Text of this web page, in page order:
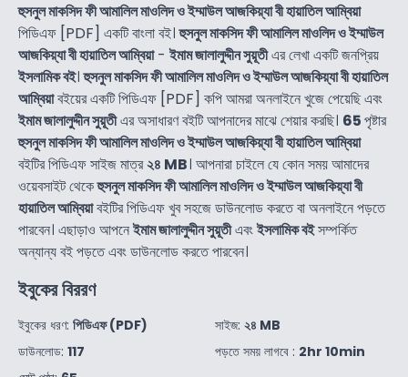
হুসনুল মাকসিদ ফী আমালিল মাওলিদ ও ইম্মাউল আজকিয়্যা বী হায়াতিল আম্বিয়া
পিডিএফ [PDF] একটি বাংলা বই।হুসনুল মাকসিদ ফী আমালিল মাওলিদ ও ইম্মাউল
আজকিয়্যা বী হায়াতিল আম্বিয়া- ইমাম জালালুদ্দীন সুয়ূতীএর লেখা একটি জনপ্রিয়
ইসলামিক বই।হুসনুল মাকসিদ ফী আমালিল মাওলিদ ও ইম্মাউল আজকিয়্যা বী হায়াতিল
আম্বিয়াবইয়ের একটি পিডিএফ [PDF] কপি আমরা অনলাইনে খুজে পেয়েছি এবং
ইমাম জালালুদ্দীন সুয়ূতীএর অসাধারণ বইটি আপনাদের মাঝে শেয়ার করছি। 65পৃষ্টার
হুসনুল মাকসিদ ফী আমালিল মাওলিদ ও ইম্মাউল আজকিয়্যা বী হায়াতিল আম্বিয়া
বইটির পিডিএফ সাইজ মাত্র২৪ MB। আপনারা চাইলে যে কোন সময় আমাদের
ওয়েবসাইট থেকেহুসনুল মাকসিদ ফী আমালিল মাওলিদ ও ইম্মাউল আজকিয়্যা বী
হায়াতিল আম্বিয়াবইটির পিডিএফ খুব সহজে ডাউনলোড করতে বা অনলাইনে পড়তে
পারবেন। এছাড়াও আপনেইমাম জালালুদ্দীন সুয়ূতীএবংইসলামিক বইসম্পর্কিত
অন্যান্য বই পড়তে এবং ডাউনলোড করতে পারবেন।
ইবুকের বিররণ
ইবুকের ধরণ: পিডিএফ (PDF)
ডাউনলোড: 117
সাইজ: ২৪ MB
পড়তে সময় লাগবে : 2hr 10min